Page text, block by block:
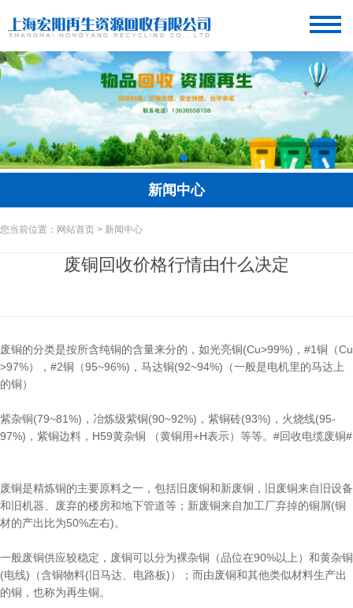
新闻中心
您当前位置：网站首页 > 新闻中心
废铜回收价格行情由什么决定
废铜的分类是按所含纯铜的含量来分的，如光亮铜(Cu>99%)，#1铜（Cu
>97%），#2铜（95~96%)，马达铜(92~94%)（一般是电机里的马达上
的铜）
紫杂铜(79~81%)，冶炼级紫铜(90~92%)，紫铜砖(93%)，火烧线(95-
97%)，紫铜边料，H59黄杂铜 （黄铜用+H表示）等等。#回收电缆废铜#
废铜是精炼铜的主要原料之一，包括旧废铜和新废铜，旧废铜来自旧设备
和旧机器、废弃的楼房和地下管道等；新废铜来自加工厂弃掉的铜屑(铜
材的产出比为50%左右)。
一般废铜供应较稳定，废铜可以分为裸杂铜（品位在90%以上）和黄杂铜
(电线)（含铜物料(旧马达、电路板)）；而由废铜和其他类似材料生产出
的铜，也称为再生铜。